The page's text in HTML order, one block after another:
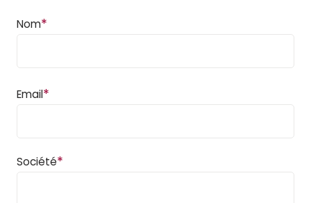
Nom*
Email*
Société*